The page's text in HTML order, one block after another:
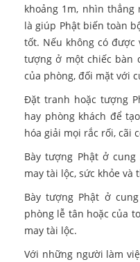
khoảng 1m, nhìn
là giúp Phật biến toàn
tốt. Nếu không có
tượng ở một chiếc bàn
của phòng, đối mặt với
Đặt tranh hoặc tượng
hay phòng khách để
hóa giải mọi rắc rối, cãi
Bày tượng Phật ở
may tài lộc, sức khỏe và
Bày tượng Phật ở
phòng lễ tân hoặc của
may tài lộc.
Với những người làm